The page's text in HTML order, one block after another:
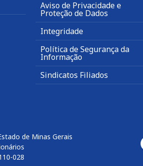
Aviso de Privacidade e
Proteção de Dados
Integridade
Política de Segurança da
Informação
Sindicatos Filiados
de Minas Gerais
028